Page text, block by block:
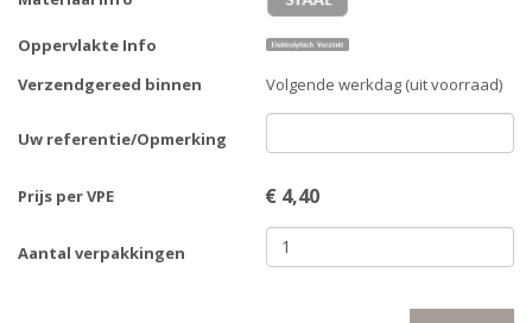
Oppervlakte Info
Verzendgereed binnen
Volgende werkdag (uit voorraad)
Uw referentie/Opmerking
Prijs per VPE € 4,40
Aantal verpakkingen